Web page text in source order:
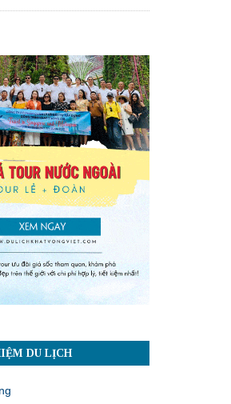
DU LỊCH